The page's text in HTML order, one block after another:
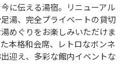
に伝える湯宿。リニューアル
湯、完全プライベートの貸切
めぐりをお楽しみいただけま
本格和会席、レトロなボンネ
迎え、多彩な館内イベントな